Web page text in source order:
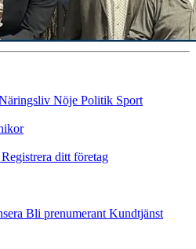
Nöje Politik Sport
Registrera ditt företag
Bli prenumerant Kundtjänst